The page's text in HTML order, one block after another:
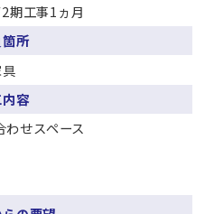
期工事1ヵ月
所
容
せスペース